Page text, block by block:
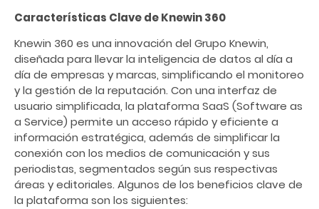
Características Clave de Knewin 360
Knewin 360 es una innovación del Grupo Knewin,
diseñada para llevar la inteligencia de datos al día a
día de empresas y marcas, simplificando el monitoreo
y la gestión de la reputación. Con una interfaz de
usuario simplificada, la plataforma SaaS (Software as
a Service) permite un acceso rápido y eficiente a
información estratégica, además de simplificar la
conexión con los medios de comunicación y sus
periodistas, segmentados según sus respectivas
áreas y editoriales. Algunos de los beneficios clave de
la plataforma son los siguientes: